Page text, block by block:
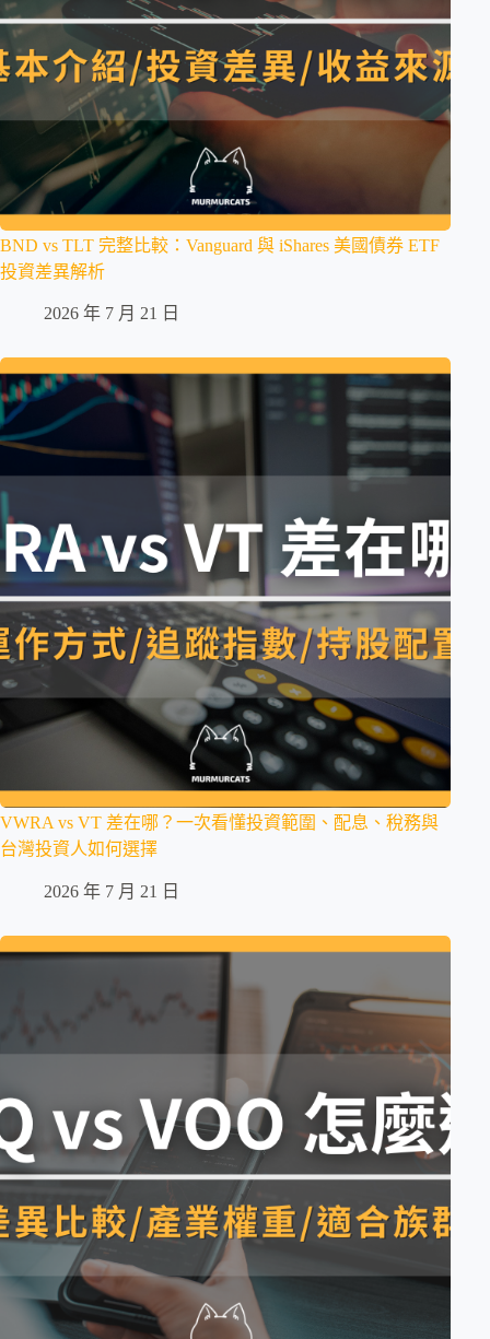
BND vs TLT 完整比較：Vanguard 與 iShares 美國債券 ETF
投資差異解析
2026 年 7 月 21 日
VWRA vs VT 差在哪？一次看懂投資範圍、配息、稅務與
台灣投資人如何選擇
2026 年 7 月 21 日